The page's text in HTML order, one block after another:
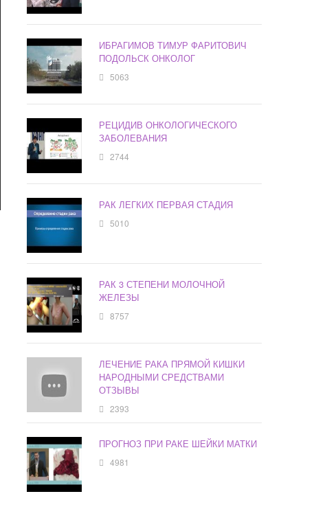
ИБРАГИМОВ ТИМУР ФАРИТОВИЧ
ПОДОЛЬСК ОНКОЛОГ
5063
РЕЦИДИВ ОНКОЛОГИЧЕСКОГО
ЗАБОЛЕВАНИЯ
2744
РАК ЛЕГКИХ ПЕРВАЯ СТАДИЯ
5010
РАК 3 СТЕПЕНИ МОЛОЧНОЙ
ЖЕЛЕЗЫ
8757
ЛЕЧЕНИЕ РАКА ПРЯМОЙ КИШКИ
НАРОДНЫМИ СРЕДСТВАМИ
ОТЗЫВЫ
2393
ПРОГНОЗ ПРИ РАКЕ ШЕЙКИ МАТКИ
4981